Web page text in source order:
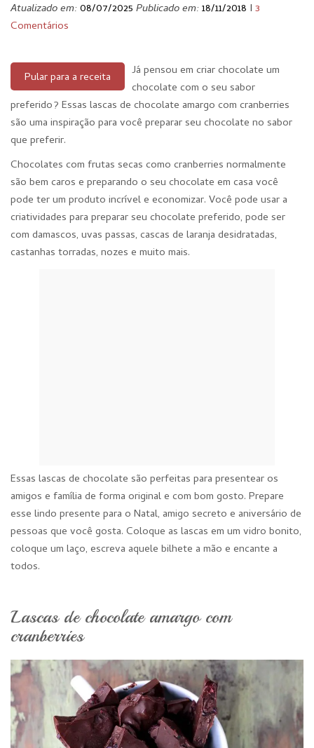
Atualizado em:08/07/2025 Publicado em:18/11/2018 I 3
Comentários
Pular para a receita
Já pensou em criar chocolate um
chocolate com o seu sabor
preferido? Essas lascas de chocolate amargo com cranberries
são uma inspiração para você preparar seu chocolate no sabor
que preferir.
Chocolates com frutas secas como cranberries normalmente
são bem caros e preparando o seu chocolate em casa você
pode ter um produto incrível e economizar. Você pode usar a
criatividades para preparar seu chocolate preferido, pode ser
com damascos, uvas passas, cascas de laranja desidratadas,
castanhas torradas, nozes e muito mais.
Essas lascas de chocolate são perfeitas para presentear os
amigos e família de forma original e com bom gosto. Prepare
esse lindo presente para o Natal, amigo secreto e aniversário de
pessoas que você gosta. Coloque as lascas em um vidro bonito,
coloque um laço, escreva aquele bilhete a mão e encante a
todos.
Lascas de chocolate amargo com
cranberries